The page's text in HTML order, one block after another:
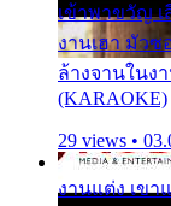
เข้าพาขวัญ
งานเฮา มัวซ
ล้างจานในง
(KARAOKE)
29 views •
งานแต่ง เขา